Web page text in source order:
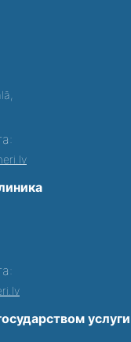
услуги